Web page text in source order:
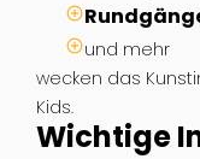
und mehr
wecken das
Kids.
Wichtige